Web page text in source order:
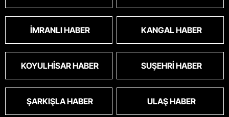
İMRANLI HABER KANGAL HABER
KOYULHISAR HABER SUŞEHRI HABER
ŞARKIŞLA HABER ULAŞ HABER